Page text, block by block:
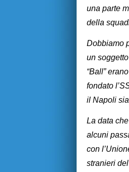
una parte
della
Dobbiamo
un
“Ball”
fondato
il Napoli
La data
alcuni
con
stranieri